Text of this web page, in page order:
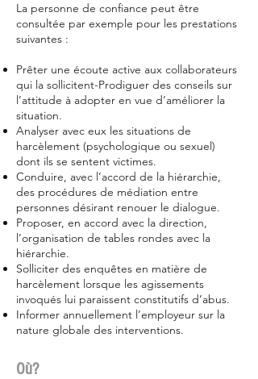
La personne de confiance peut être
consultée par exemple pour les prestations
suivantes :
Prêter une écoute active aux collaborateurs
qui la sollicitent-Prodiguer des conseils sur
l’attitude à adopter en vue d’améliorer la
situation.
Analyser avec eux les situations de
harcèlement (psychologique ou sexuel)
dont ils se sentent victimes.
Conduire, avec l’accord de la hiérarchie,
des procédures de médiation entre
personnes désirant renouer le dialogue.
Proposer, en accord avec la direction,
l’organisation de tables rondes avec la
hiérarchie.
Solliciter des enquêtes en matière de
harcèlement lorsque les agissements
invoqués lui paraissent constitutifs d’abus.
Informer annuellement l’employeur sur la
nature globale des interventions.
Où?